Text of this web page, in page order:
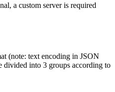
a custom server is required
(note: text encoding in JSON
divided into 3 groups according to